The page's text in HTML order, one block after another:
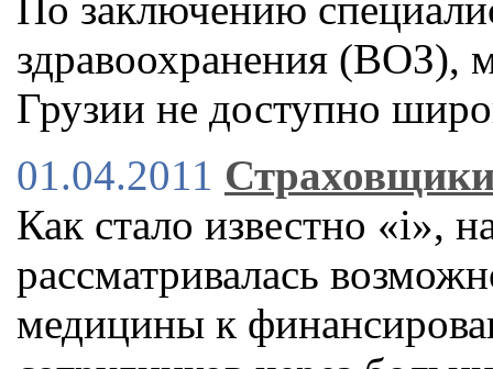
здравоохранения (ВОЗ),
Грузии не доступно
01.04.2011
Как стало известно «і»,
рассматривалась
медицины к